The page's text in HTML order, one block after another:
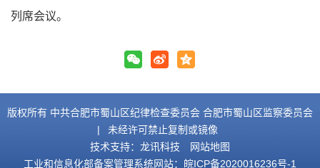
列席会议。
版权所有 中共合肥市蜀山区纪律检查委员会 合肥市蜀山区监察委员会
|
未经许可禁止复制或镜像
技术支持： 龙讯科技
网站地图
工业和信息化部备案管理系统网站： 皖ICP备2020016236号-1